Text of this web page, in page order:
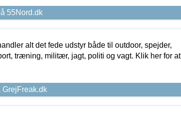
55Nord.dk
alt det fede udstyr både til outdoor, spejder,
træning, militær, jagt, politi og vagt. Klik her for at
GrejFreak.dk